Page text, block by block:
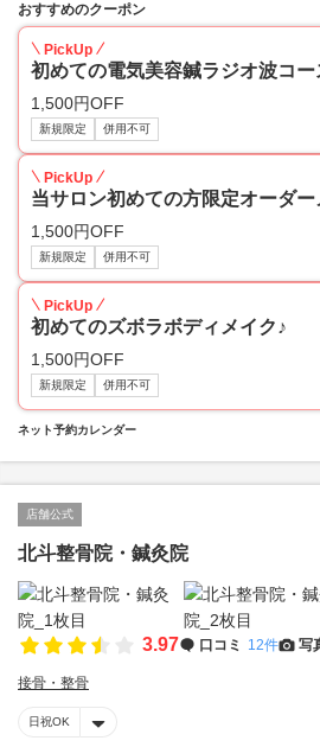
おすすめのクーポン
PickUp
初めての電気美容鍼ラジオ波コー
1,500円OFF
新規限定 併用不可
PickUp
当サロン初めての方限定オーダ
1,500円OFF
新規限定 併用不可
PickUp
初めてのズボラボディメイク♪
1,500円OFF
新規限定 併用不可
ネット予約カレンダー
店舗公式
北斗整骨院・鍼灸院
3.97 口コミ 12件 写
接骨・整骨
日祝OK